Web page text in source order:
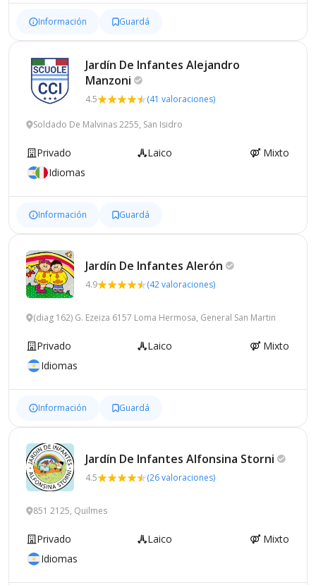
Información Guardá
Jardín De Infantes Alejandro
Manzoni
4.5 (41 valoraciones)
Soldado De Malvinas 2255, San Isidro
Privado Laico
Mixto
Idiomas
Información Guardá
Jardín De Infantes Alerón
4.9 (42 valoraciones)
(diag 162) G. Ezeiza 6157 Loma Hermosa, General San Martin
Privado Laico
Mixto
Idiomas
Información Guardá
Jardín De Infantes Alfonsina Storni
4.5 (26 valoraciones)
851 2125, Quilmes
Privado Laico
Mixto
Idiomas